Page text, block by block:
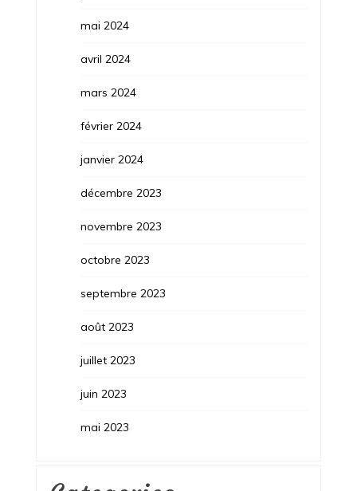
mai 2024
avril 2024
mars 2024
février 2024
janvier 2024
décembre 2023
novembre 2023
octobre 2023
septembre 2023
août 2023
juillet 2023
juin 2023
mai 2023